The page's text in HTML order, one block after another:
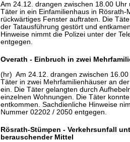
Am 24.12. drangen zwischen 18.00
Täter in ein Einfamilienhaus in Rösrath-
rückwärtiges Fenster auftraten. Die
der Tatausführung gestört und
Hinweise nimmt die Polizei unter der
entgegen.
Overath - Einbruch in zwei
(hr) Am 24.12. drangen zwischen
Täter in zwei Mehrfamilienhäuser an
ein. Die Täter gelangten durch
einzelnen Wohnungen. Die Täter
entkommen. Sachdienliche Hinweise
Nummer 02202 / 2050 entgegen.
Rösrath-Stümpen - Verkehrsunfall
berauschender Mittel